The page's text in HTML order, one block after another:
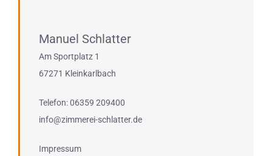
Manuel Schlatter
Am Sportplatz 1
67271 Kleinkarlbach
Telefon: 06359 209400
info@zimmerei-schlatter.de
Impressum